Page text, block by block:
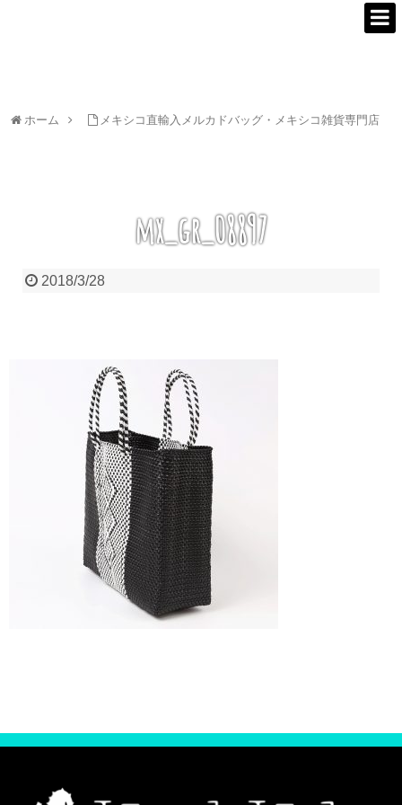
ホーム メキシコ直輸入メルカドバッグ・メキシコ雑貨専門店
mx_gr_08897
2018/3/28